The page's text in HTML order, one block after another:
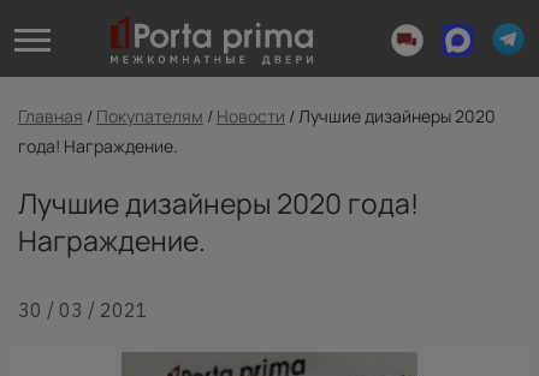
Главная / Покупателям / Новости /Лучшие дизайнеры 2020
года! Награждение.
Лучшие дизайнеры 2020 года!
Награждение.
30 / 03 / 2021